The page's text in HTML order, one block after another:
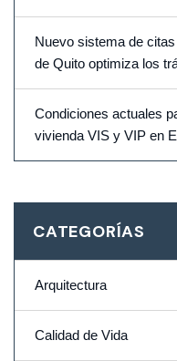
Nuevo sistema de
de Quito optimiza los
Condiciones actuales
vivienda VIS y VIP en
CATEGORÍAS
Arquitectura
Calidad de Vida